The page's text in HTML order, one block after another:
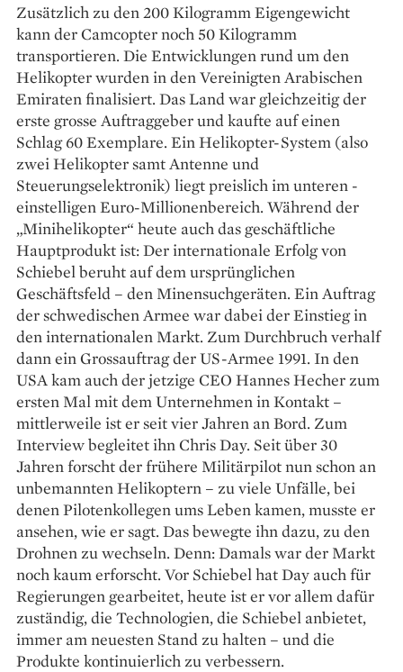
Zusätzlich zu den 200 Kilogramm Eigengewicht
kann der Camcopter noch 50 Kilogramm
transportieren. Die Entwicklungen rund um den
Helikopter wurden in den Vereinigten Arabischen
Emiraten finalisiert. Das Land war gleichzeitig der
erste grosse Auftraggeber und kaufte auf einen
Schlag 60 Exemplare. Ein Helikopter-­System (also
zwei Helikopter samt Antenne und
Steuerungselektronik) liegt preislich im unteren ­
einstelligen Euro-Millionenbereich. Während der
„Minihelikopter“ heute auch das geschäftliche
Hauptprodukt ist: Der internationale Erfolg von
Schiebel beruht auf dem ursprünglichen
Geschäftsfeld – den Minensuchgeräten. Ein Auftrag
der schwedischen Armee war dabei der Einstieg in
den internationalen Markt. Zum Durchbruch verhalf
dann ein Grossauftrag der US-Armee 1991. In den
USA kam auch der jetzige CEO Hannes Hecher zum
ersten Mal mit dem Unternehmen in Kontakt –
mittlerweile ist er seit vier Jahren an Bord. Zum
Interview begleitet ihn Chris Day. Seit über 30
Jahren forscht der frühere Militärpilot nun schon an
unbemannten Helikoptern – zu viele Unfälle, bei
denen Pilotenkollegen ums Leben kamen, musste er
ansehen, wie er sagt. Das bewegte ihn dazu, zu den
Drohnen zu wechseln. Denn: Damals war der Markt
noch kaum erforscht. Vor Schiebel hat Day auch für
Regierungen gearbeitet, heute ist er vor allem dafür
zuständig, die Technologien, die Schiebel anbietet,
immer am neuesten Stand zu halten – und die
Produkte kontinuierlich zu verbessern.